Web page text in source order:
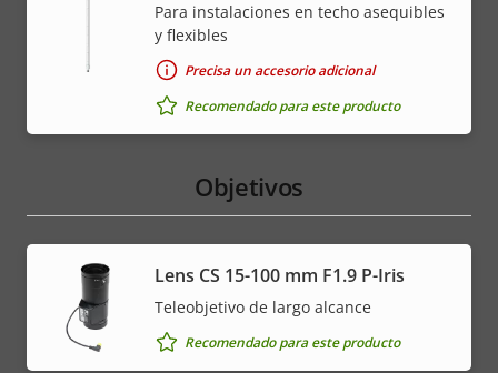
Para instalaciones en techo asequibles
y flexibles
Precisa un accesorio adicional
Recomendado para este producto
Objetivos
Lens CS 15-100 mm F1.9 P-Iris
Teleobjetivo de largo alcance
Recomendado para este producto